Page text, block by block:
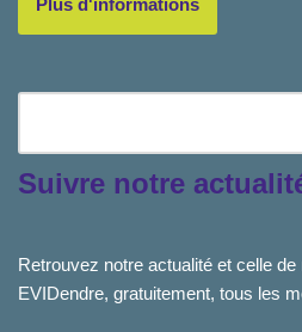
Plus d'informations
Suivre notre
Retrouvez notre actualité et celle
EVIDendre, gratuitement, tous les